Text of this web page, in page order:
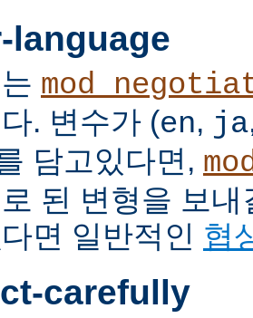
language
. 변수가 (en, ja
담고있다면,
된 변형을 보
면 일반적인 협
carefully